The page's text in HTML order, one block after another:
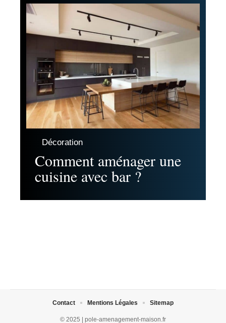
Décoration
Comment aménager une
cuisine avec bar ?
© 2025 | pole-amenagement-maison.fr
Contact Mentions Légales Sitemap